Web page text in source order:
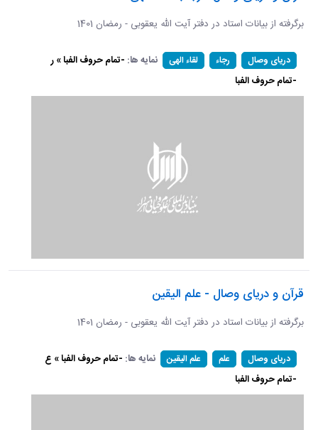
برگرفته از بیانات استاد در دفتر آیت الله یعقوبی - رمضان 1401
دریای وصال رجاء لقاء الهی نمایه ها: -تمام حروف الفبا » ر
-تمام حروف الفبا
قرآن و دریای وصال - علم الیقین
برگرفته از بیانات استاد در دفتر آیت الله یعقوبی - رمضان 1401
دریای وصال علم علم الیقین نمایه ها: -تمام حروف الفبا » ع
-تمام حروف الفبا